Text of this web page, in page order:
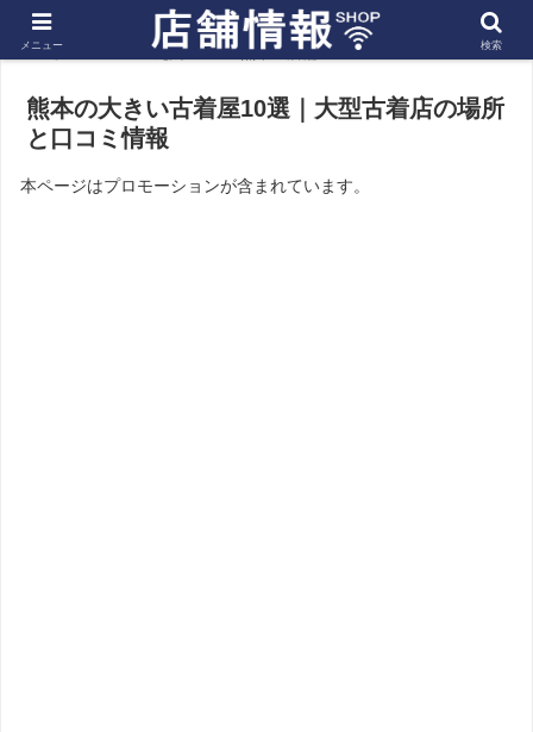
ホーム 九州 熊本の店舗
熊本の大きい古着屋10選｜大型古着店の場所
と口コミ情報
本ページはプロモーションが含まれています。
メニュー 検索